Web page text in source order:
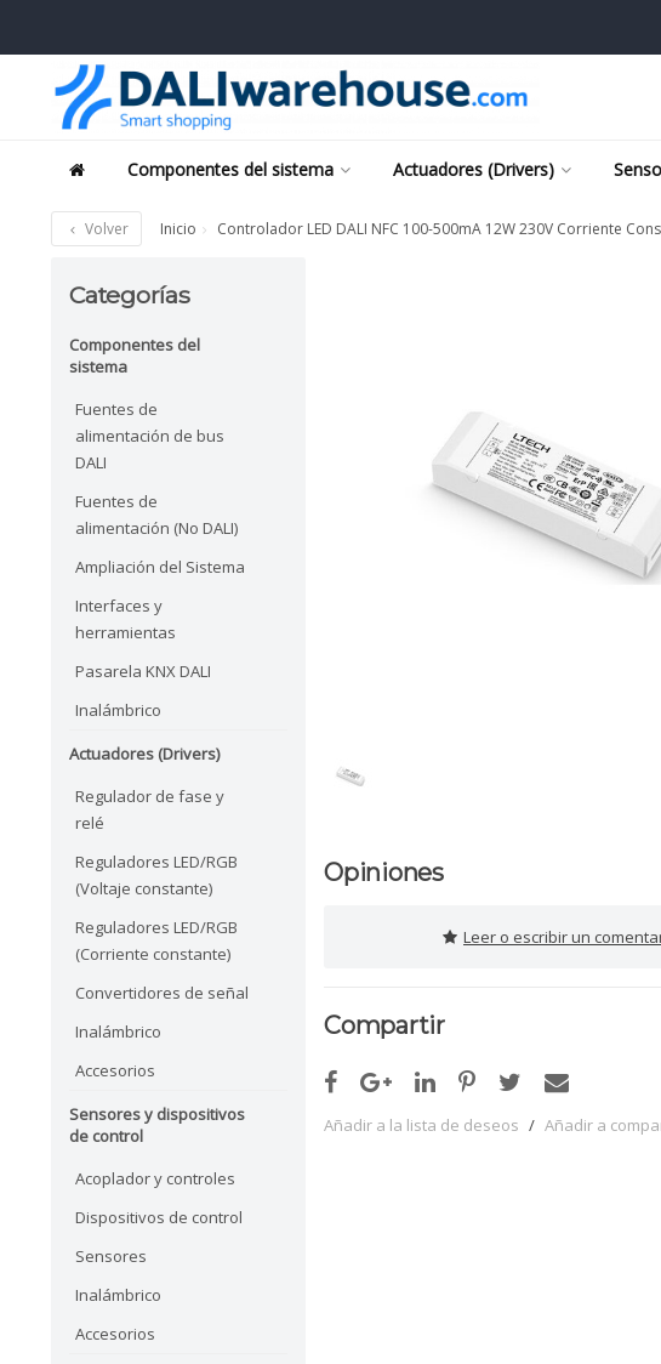
Componentes del sistema Actuadores (Drivers)
Volver Inicio Controlador LED DALI NFC 100-500mA 12W 230V Corriente
Categorías
Componentes del
sistema
Fuentes de
alimentación de bus
DALI
Fuentes de
alimentación (No DALI)
Ampliación del Sistema
Interfaces y
herramientas
Pasarela KNX DALI
Inalámbrico
Actuadores (Drivers)
Regulador de fase y
relé
Reguladores LED/RGB
(Voltaje constante)
Reguladores LED/RGB
(Corriente constante)
Convertidores de señal
Inalámbrico
Accesorios
Sensores y dispositivos
de control
Acoplador y controles
Dispositivos de control
Sensores
Inalámbrico
Accesorios
Opiniones
Leer o escribir un
Compartir
Añadir a la lista de deseos / Añadir a